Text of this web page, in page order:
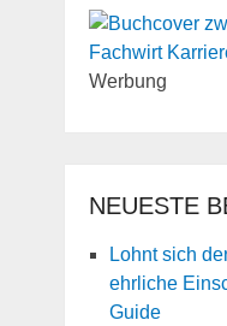
Werbung
NEUESTE
Lohnt sich
ehrliche
Guide